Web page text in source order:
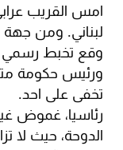
امس القريب
لبناني. ومن جهة
وقع تخبط رسمي
ورئيس حكومة
تخفى على احد.
رئاسيا، غموض
الدوحة، حيث لا